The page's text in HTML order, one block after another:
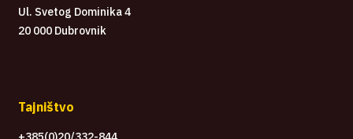
Ul. Svetog Dominika 4
20 000 Dubrovnik
Tajništvo